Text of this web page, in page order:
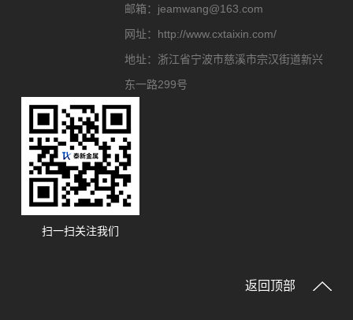
邮箱： jeamwang@163.com
网址： http://www.cxtaixin.com/
地址： 浙江省宁波市慈溪市宗汉街道新兴
东一路299号
扫一扫关注我们
返回顶部